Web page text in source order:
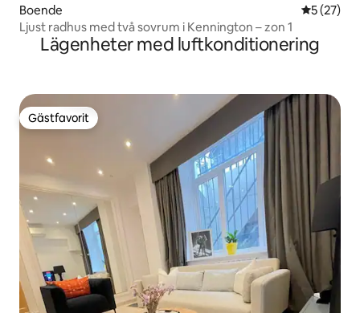
Boende 5 av 5 i
5 (27)
Ljust radhus med två sovrum i Kennington – zon 1
Lägenheter med luftkonditionering
Gästfavorit
Gästfavorit